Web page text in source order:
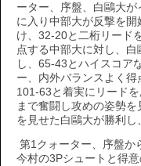
ーター、序盤、白鷗大
に入り中部大が反撃を
け、32-20と二桁リード
点する中部大に対し、
し、65-43とハイスコア
ー、内外バランスよく得
101-63と着実にリード
まで奮闘し攻めの姿勢
を見せた白鷗大が勝利し
第1クォーター、序盤か
今村の3Pシュートと得